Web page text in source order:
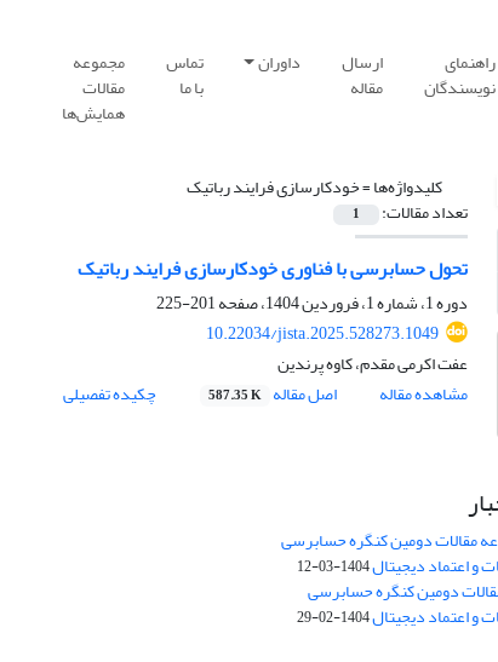
راهنمای
نویسندگان
ارسال
مقاله
داوران تماس
با ما
مجموعه
مقالات
همایش‌ها
کلیدواژه‌ها =خودکارسازی فرایند رباتیک
تعداد مقالات: 1
تحول حسابرسی با فناوری خودکارسازی فرایند رباتیک
دوره 1، شماره 1، فروردین 1404، صفحه
201-225
10.22034/jista.2025.528273.1049
عفت اکرمی مقدم، کاوه پرندین
مشاهده مقاله
اصل مقاله 587.35 K چکیده تفصیلی
مقالات دومین کنگره حسابرسی
و اعتماد دیجیتال1404-03-12
دومین کنگره حسابرسی
و اعتماد دیجیتال1404-02-29